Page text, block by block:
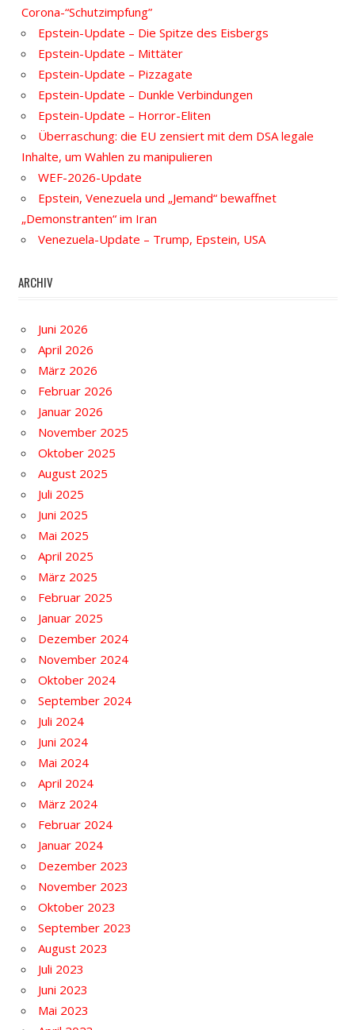
Corona-“Schutzimpfung”
Epstein-Update – Die Spitze des Eisbergs
Epstein-Update – Mittäter
Epstein-Update – Pizzagate
Epstein-Update – Dunkle Verbindungen
Epstein-Update – Horror-Eliten
Überraschung: die EU zensiert mit dem DSA legale
Inhalte, um Wahlen zu manipulieren
WEF-2026-Update
Epstein, Venezuela und „Jemand“ bewaffnet
„Demonstranten“ im Iran
Venezuela-Update – Trump, Epstein, USA
ARCHIV
Juni 2026
April 2026
März 2026
Februar 2026
Januar 2026
November 2025
Oktober 2025
August 2025
Juli 2025
Juni 2025
Mai 2025
April 2025
März 2025
Februar 2025
Januar 2025
Dezember 2024
November 2024
Oktober 2024
September 2024
Juli 2024
Juni 2024
Mai 2024
April 2024
März 2024
Februar 2024
Januar 2024
Dezember 2023
November 2023
Oktober 2023
September 2023
August 2023
Juli 2023
Juni 2023
Mai 2023